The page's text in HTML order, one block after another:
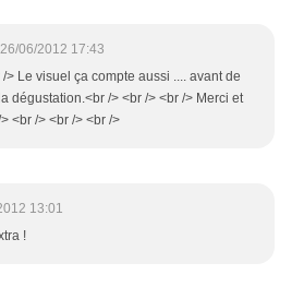
26/06/2012 17:43
/> Le visuel ça compte aussi .... avant de
dégustation.<br /> <br /> <br /> Merci et
<br /> <br /> <br />
13:01
!